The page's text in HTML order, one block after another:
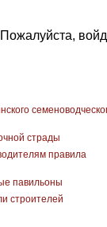
страды
правила
павильоны
строителей